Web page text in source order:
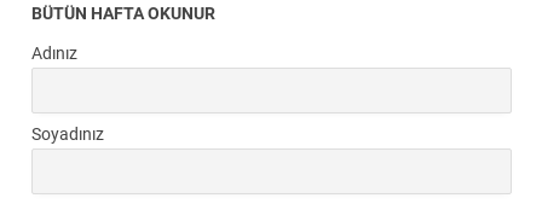
BÜTÜN HAFTA OKUNUR
Adınız
Soyadınız